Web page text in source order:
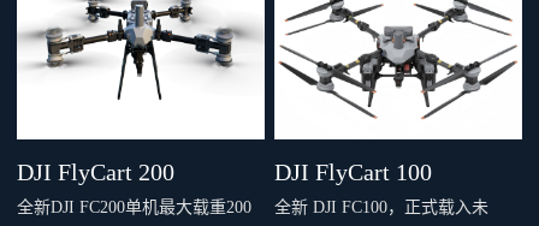
DJI FlyCart 200
全新DJI FC200单机最大载重200
DJI FlyCart 100
全新 DJI FC100，正式载入未